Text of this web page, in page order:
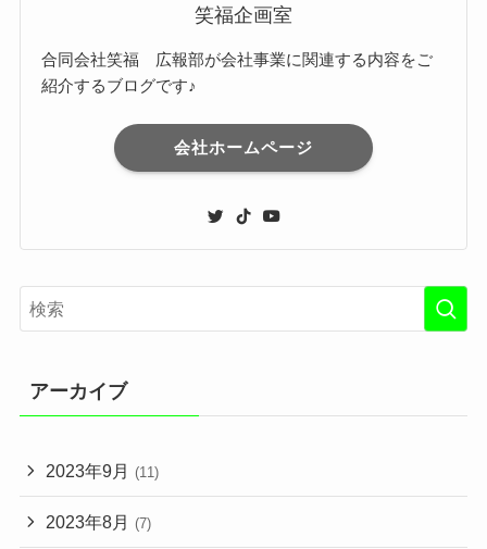
笑福企画室
合同会社笑福 広報部が会社事業に関連する内容をご
紹介するブログです♪
会社ホームページ
アーカイブ
2023年9月 (11)
2023年8月 (7)